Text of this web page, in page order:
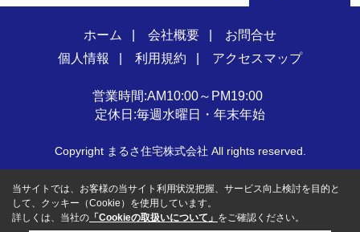
ホーム 会社概要
お問合せ
個人情報
利用規約 アクセスマップ
営業時間:AM10:00～PM19:00
定休日:毎週水曜日・年末年始
Copyright まるさ住宅株式会社 All rights reserved.
当サイトでは、お客様の当サイト利用状況把握、サービス向上検討を目的と
して、クッキー（Cookie）を使用しています。
詳しくは、当社の 「Cookieの取扱いについて」 をご確認ください。